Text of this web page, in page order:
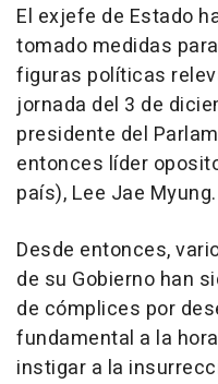
El exjefe de Estado
tomado medidas
figuras políticas
jornada del 3 de
presidente del
entonces líder
país), Lee Jae Myung.
Desde entonces,
de su Gobierno han
de cómplices por
fundamental a la
instigar a la